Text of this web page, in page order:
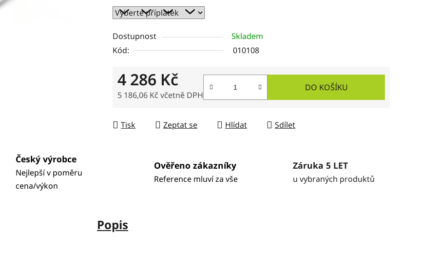
Dostupnost
Skladem
Kód:
010108
4 286 Kč
5 186,06 Kč včetně DPH
DO KOŠÍKU
Tisk Zeptat se Hlídat Sdílet
Český výrobce
Nejlepší v poměru
cena/výkon
Ověřeno zákazníky
Reference mluví za vše
Záruka 5 LET
u vybraných produktů
Popis